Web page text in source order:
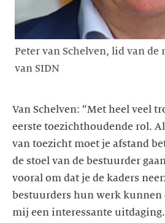
Peter van Schelven, lid van de
van SIDN
Van Schelven: “Met heel veel
eerste toezichthoudende rol.
van toezicht moet je afstand
de stoel van de bestuurder
vooral om dat je de kaders
bestuurders hun werk kunnen
mij een interessante